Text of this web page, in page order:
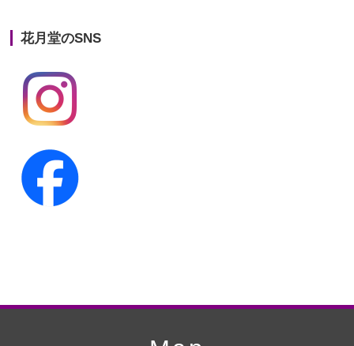
第20回人形供養祭
第19回人形供養祭
第18回人形供養祭
第16回人形供養祭
第15回人形供養祭
第12回人形供養祭平成22年3月9日
平成21年12月4日
花月堂のSNS